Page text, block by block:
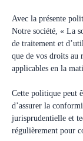
Avec la présente
Notre société, « La
de traitement et
que de vos droits au
applicables en la
Cette politique peut
d’assurer la
jurisprudentielle et
régulièrement pour